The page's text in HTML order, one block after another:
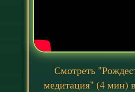
Смотреть "
медитация" (4 мин)